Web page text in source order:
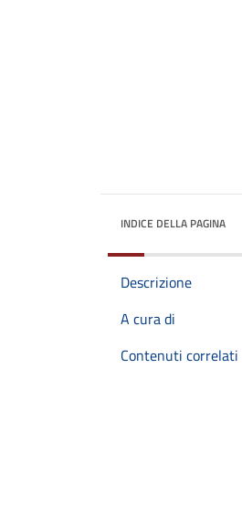
INDICE DELLA PAGINA
Descrizione
A cura di
Contenuti correlati